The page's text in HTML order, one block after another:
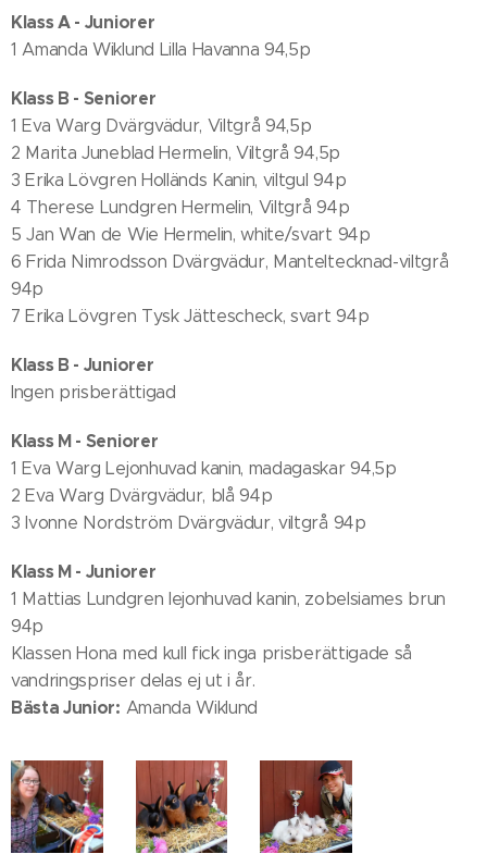
Klass A - Juniorer
1 Amanda Wiklund Lilla Havanna 94,5p
Klass B - Seniorer
1 Eva Warg Dvärgvädur, Viltgrå 94,5p
2 Marita Juneblad Hermelin, Viltgrå 94,5p
3 Erika Lövgren Holländs Kanin, viltgul 94p
4 Therese Lundgren Hermelin, Viltgrå 94p
5 Jan Wan de Wie Hermelin, white/svart 94p
6 Frida Nimrodsson Dvärgvädur, Manteltecknad-viltgrå
94p
7 Erika Lövgren Tysk Jättescheck, svart 94p
Klass B - Juniorer
Ingen prisberättigad
Klass M - Seniorer
1 Eva Warg Lejonhuvad kanin, madagaskar 94,5p
2 Eva Warg Dvärgvädur, blå 94p
3 Ivonne Nordström Dvärgvädur, viltgrå 94p
Klass M - Juniorer
1 Mattias Lundgren lejonhuvad kanin, zobelsiames brun
94p
Klassen Hona med kull fick inga prisberättigade så
vandringspriser delas ej ut i år.
Bästa Junior: Amanda Wiklund